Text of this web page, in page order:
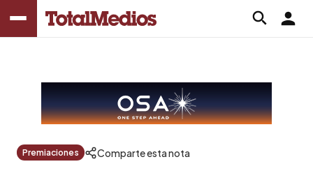
Premiaciones Comparte esta nota